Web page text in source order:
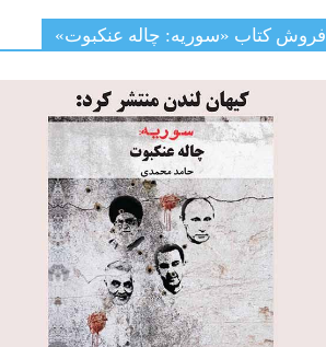
فروش کتاب «سوریه: چاله عنکبوت»